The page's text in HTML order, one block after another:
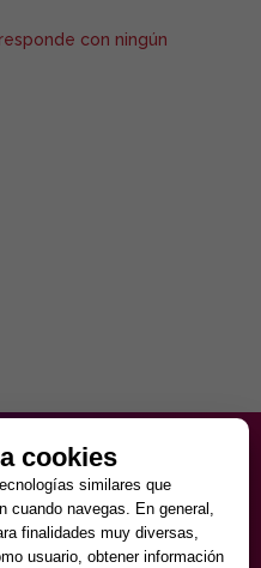
con ningún
Viernes
- 20:00
cookies
similares que
cuando navegas. En general,
finalidades muy diversas,
usuario, obtener información